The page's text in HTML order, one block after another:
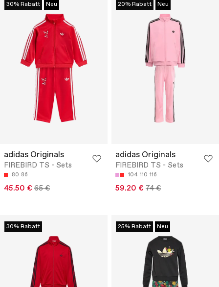
30% Rabatt Neu
adidas Originals
FIREBIRD TS - Sets
80 86
45.50 € 65 €
20% Rabatt Neu
adidas Originals
FIREBIRD TS - Sets
104 110 116
59.20 € 74 €
30% Rabatt 25% Rabatt Neu